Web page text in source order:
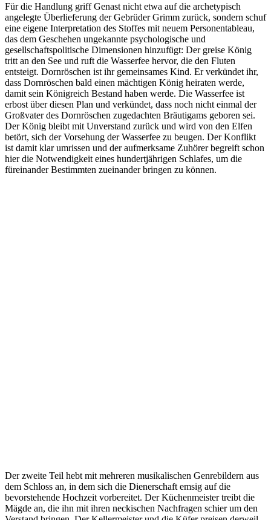
Für die Handlung griff Genast nicht etwa auf die archetypisch
angelegte Überlieferung der Gebrüder Grimm zurück, sondern schuf
eine eigene Interpretation des Stoffes mit neuem Personentableau,
das dem Geschehen ungekannte psychologische und
gesellschaftspolitische Dimensionen hinzufügt: Der greise König
tritt an den See und ruft die Wasserfee hervor, die den Fluten
entsteigt. Dornröschen ist ihr gemeinsames Kind. Er verkündet ihr,
dass Dornröschen bald einen mächtigen König heiraten werde,
damit sein Königreich Bestand haben werde. Die Wasserfee ist
erbost über diesen Plan und verkündet, dass noch nicht einmal der
Großvater des Dornröschen zugedachten Bräutigams geboren sei.
Der König bleibt mit Unverstand zurück und wird von den Elfen
betört, sich der Vorsehung der Wasserfee zu beugen. Der Konflikt
ist damit klar umrissen und der aufmerksame Zuhörer begreift schon
hier die Notwendigkeit eines hundertjährigen Schlafes, um die
füreinander Bestimmten zueinander bringen zu können.
Der zweite Teil hebt mit mehreren musikalischen Genrebildern aus
dem Schloss an, in dem sich die Dienerschaft emsig auf die
bevorstehende Hochzeit vorbereitet. Der Küchenmeister treibt die
Mägde an, die ihn mit ihren neckischen Nachfragen schier um den